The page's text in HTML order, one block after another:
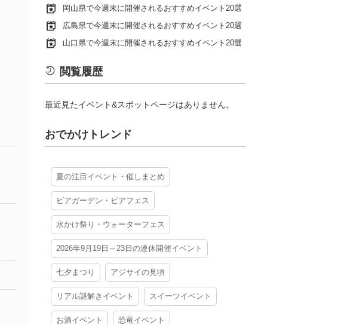
岡山県で今週末に開催されるおすすめイベント20選
広島県で今週末に開催されるおすすめイベント20選
山口県で今週末に開催されるおすすめイベント20選
閲覧履歴
最近見たイベント&スポットページはありません。
おでかけトレンド
夏の注目イベント・催しまとめ
ビアガーデン・ビアフェス
水かけ祭り・ウォーターフェス
2026年9月19日～23日の連休開催イベント
七夕まつり アジサイの見頃
リアル謎解きイベント スイーツイベント
お酒イベント 恐竜イベント